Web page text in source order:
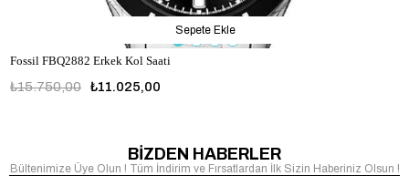
Fossil FBQ2882 Erkek Kol Saati
₺11.025,00
₺15.750,00
Sepete Ekle
BİZDEN HABERLER
Bültenimize Üye Olun ! Tüm İndirim ve Fırsatlardan İlk Sizin Haberiniz Olsun !